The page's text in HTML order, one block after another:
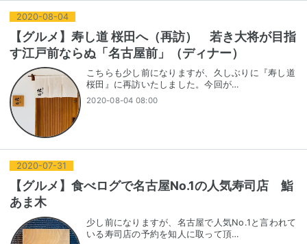
2020-08-04
【グルメ】寿し道 桜田へ（再訪） 若き大将が目指
す江戸前ならぬ「名古屋前」（ディナー）
こちらも少し前になりますが、久しぶりに『寿し道
桜田』に再訪いたしました。今回が…
2020-08-04 08:00
2020-07-31
【グルメ】食べログで名古屋No.1の人気寿司店 鮨
あま木
少し前になりますが、名古屋で人気No.1と言われて
いる寿司店の予約を知人に取って頂…